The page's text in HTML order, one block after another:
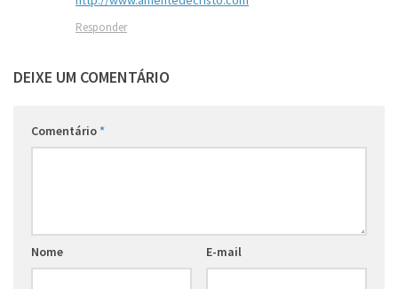
Responder
DEIXE UM COMENTÁRIO
Comentário*
Nome E-mail